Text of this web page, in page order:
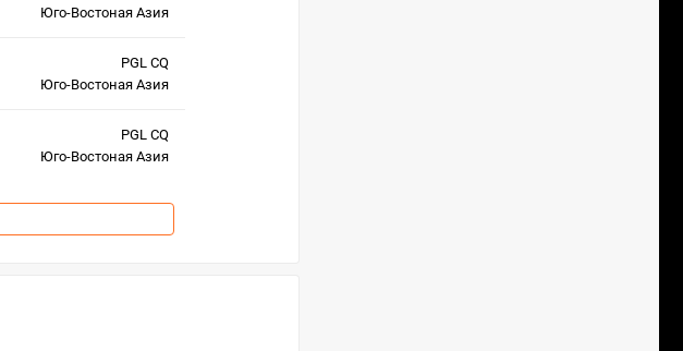
Юго-Востоная Азия
PGL CQ
Юго-Востоная Азия
PGL CQ
Юго-Востоная Азия